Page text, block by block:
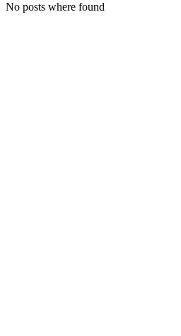
No posts where found